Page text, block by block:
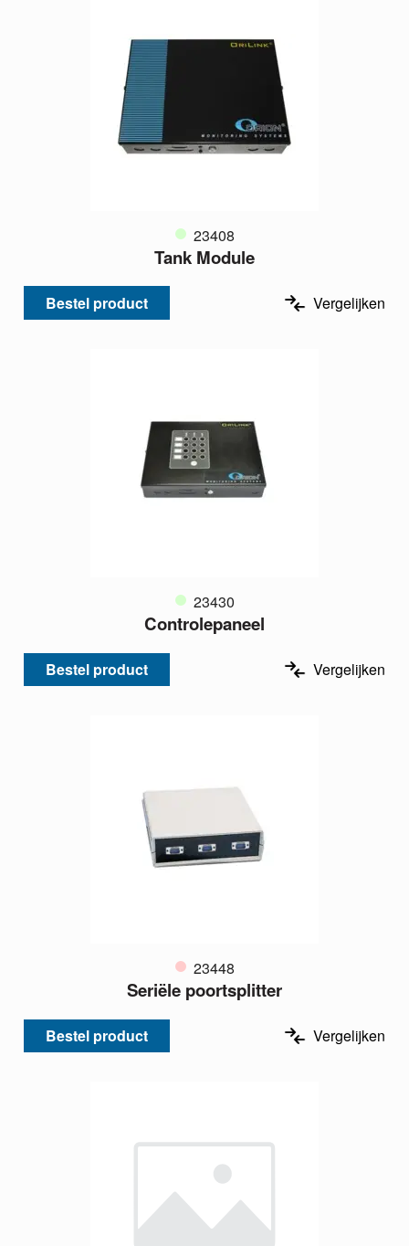
23408
Tank Module
Bestel product Vergelijken
23430
Controlepaneel
Bestel product Vergelijken
23448
Seriële poortsplitter
Bestel product Vergelijken